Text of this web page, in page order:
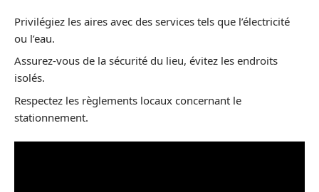
Privilégiez les aires avec des services tels que l’électricité
ou l’eau.
Assurez-vous de la sécurité du lieu, évitez les endroits
isolés.
Respectez les règlements locaux concernant le
stationnement.